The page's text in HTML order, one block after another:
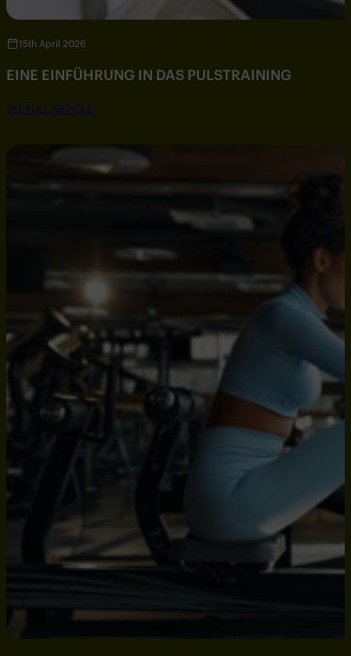
15th April 2026
EINE EINFÜHRUNG IN DAS PULSTRAINING
SEE FULL ARTICLE